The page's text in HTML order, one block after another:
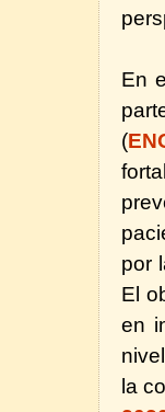
En
(
por
El
en
la